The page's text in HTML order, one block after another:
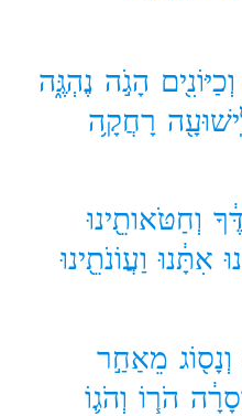
וְכַיּוֹנִ֖ים הָגֹ֣ה נֶהְגֶּ֑ה
רָחֲקָ֥ה
וְחַטֹּאותֵ֖ינוּ
אִתָּ֔נוּ וַעֲוֹנֹתֵ֖ינוּ
וְנָס֖וֹג מֵאַחַ֣ר
הֹר֧וֹ וְהֹג֛וֹ